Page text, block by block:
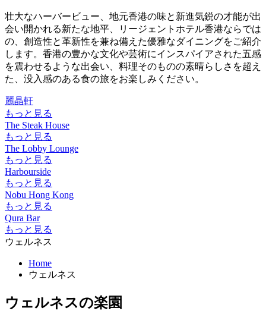
壮大なハーバービュー、地元香港の味と新進気鋭の才能が出
会い開かれる新たな地平、リージェントホテル香港ならでは
の、創造性と革新性を兼ね備えた優雅なダイニングをご紹介
します。香港の豊かな文化や芸術にインスパイアされた五感
を震わせるような出会い、料理そのものの素晴らしさを超え
た、没入感のある食の旅をお楽しみください。
麗晶軒
もっと見る
The Steak House
もっと見る
The Lobby Lounge
もっと見る
Harbourside
もっと見る
Nobu Hong Kong
もっと見る
Qura Bar
もっと見る
ウェルネス
Home
ウェルネス
ウェルネスの楽園